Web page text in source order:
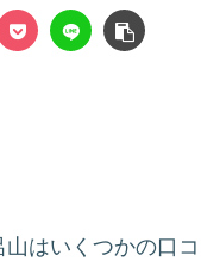
はいくつかの口